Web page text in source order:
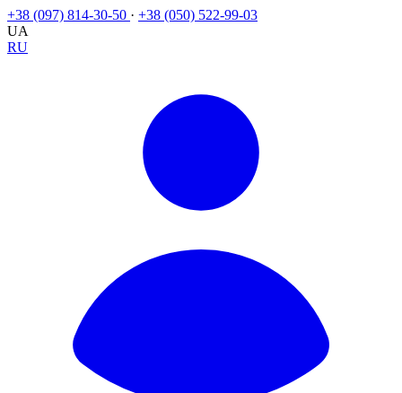
+38 (097) 814-30-50 · +38 (050) 522-99-03
UA
RU